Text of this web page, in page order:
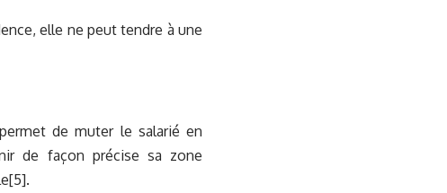
elle ne peut tendre à une
de muter le salarié en
de façon précise sa zone
[5].